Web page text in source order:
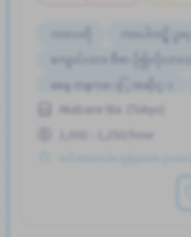
ကားပါကင္ရွိျခ
ကျောင်းသား ဗီဇာ ပို၍လိုလား
စေန တနဂၤေႏြ အဆိုင္း
အုပ်ရှိသည်
Akabane Sta. (Tokyo)
1,000 - 1,250/hour